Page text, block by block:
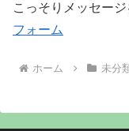
こっそりメッセー
フォーム
ホーム 未分